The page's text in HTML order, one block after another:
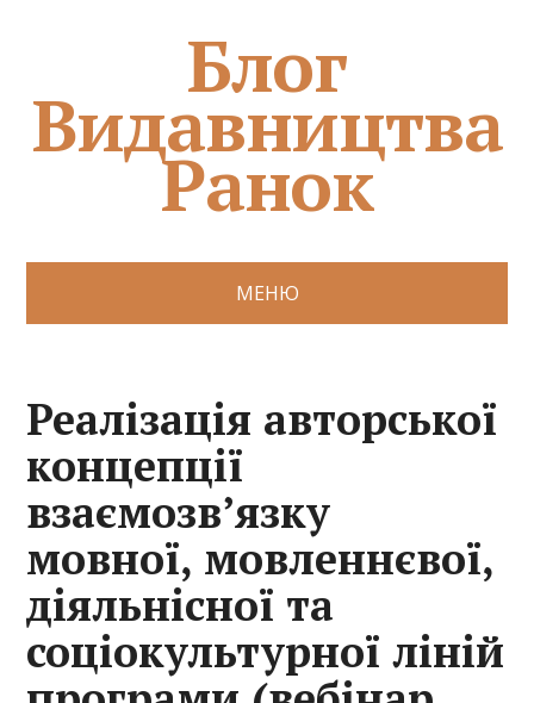
Блог
Видавництва
Ранок
МЕНЮ
Реалізація авторської
концепції
взаємозв’язку
мовної, мовленнєвої,
діяльнісної та
соціокультурної ліній